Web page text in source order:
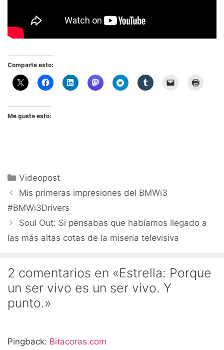
Comparte esto:
Me gusta esto:
Categorías
Videopost
Mis primeras impresiones del BMWi3
#BMWi3Drivers
Soul Out: Si pensabas que habíamos llegado a
las más altas cotas de la miseria televisiva
2 comentarios en «Estrella: Porque
un ser vivo es un ser vivo. Y
punto.»
Pingback: Bitacoras.com